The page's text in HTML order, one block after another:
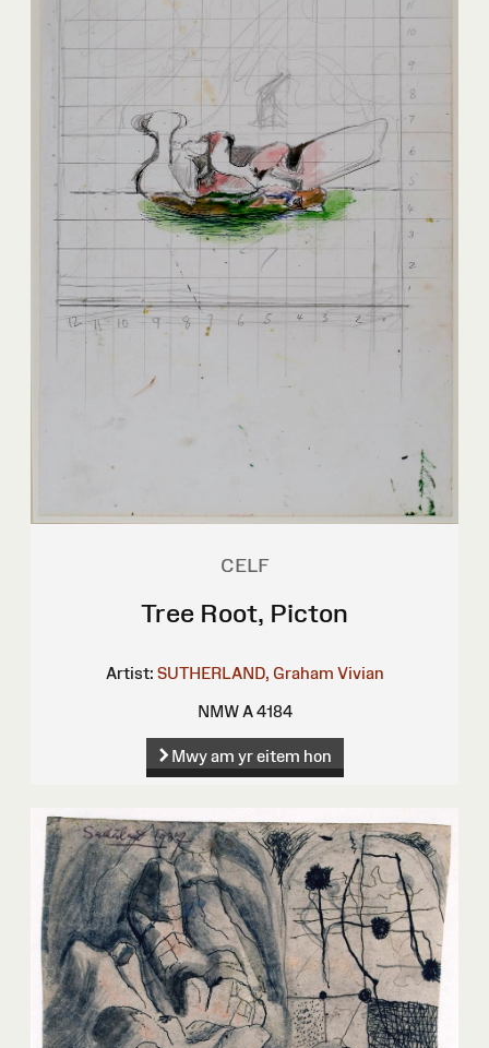
CELF
Tree Root, Picton
Artist: SUTHERLAND, Graham Vivian
NMW A 4184
Mwy am yr eitem hon